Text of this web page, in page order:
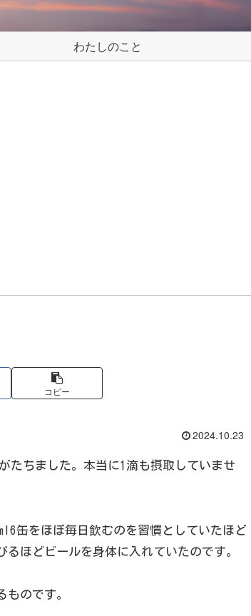
わたしのこと
コピー
2024.10.23
たちました。本当に1滴も摂取していませ
缶をほぼ毎日飲むのを習慣としていたほど
ほどビールを身体に入れていたのです。
のです。